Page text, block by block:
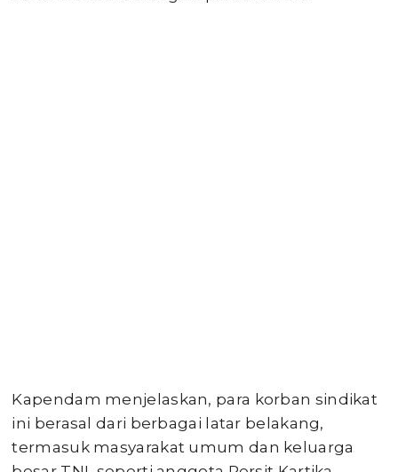
Kapendam menjelaskan, para korban sindikat
ini berasal dari berbagai latar belakang,
termasuk masyarakat umum dan keluarga